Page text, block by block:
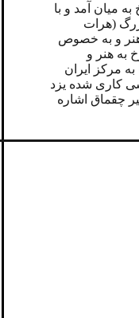
میان آمد و با
(هرات
و به خصوص
به هنر و
مرکز ایران
کاری شده یزد
چقماق اشاره